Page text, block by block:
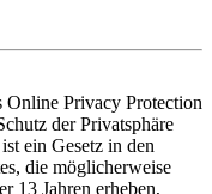
Online Privacy Protection
der Privatsphäre
ein Gesetz in den
die möglicherweise
13 Jahren erheben,